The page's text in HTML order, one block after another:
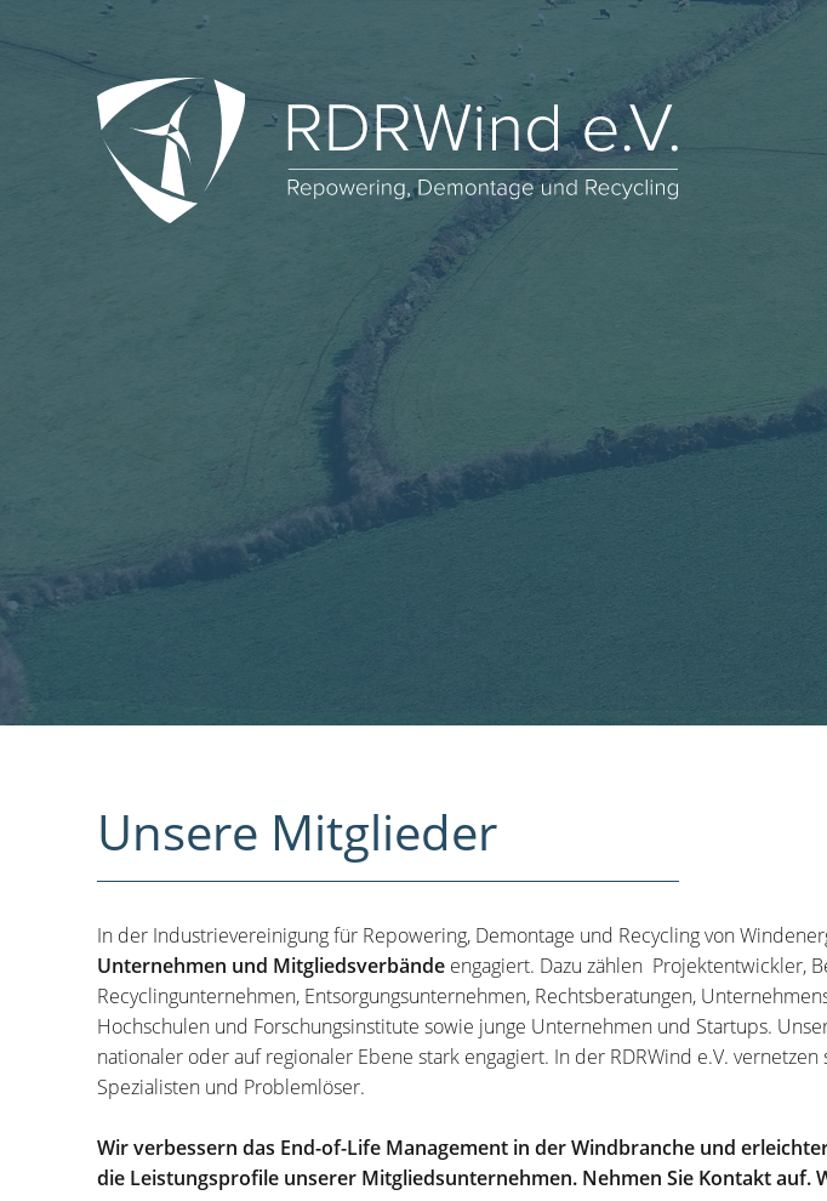
Unsere Mitglieder
In der Industrievereinigung für Repowering, Demontage und Recycling von
Unternehmen und Mitgliedsverbände engagiert. Dazu zählen Projektentwickler,
Recyclingunternehmen, Entsorgungsunternehmen, Rechtsberatungen,
Hochschulen und Forschungsinstitute sowie junge Unternehmen und Startups.
nationaler oder auf regionaler Ebene stark engagiert. In der RDRWind e.V.
Spezialisten und Problemlöser.
Wir verbessern das End-of-Life Management in der Windbranche und
die Leistungsprofile unserer Mitgliedsunternehmen. Nehmen Sie Kontakt auf.